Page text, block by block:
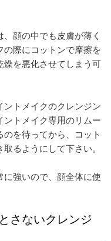
顔の中でも皮膚が薄く
際にコットンで摩擦を
燥を悪化させてしまう可
トメイクのクレンジン
ントメイク専用のリムー
を待ってから、コット
るようにして下さい。
に強いので、顔全体に使
さないクレンジ